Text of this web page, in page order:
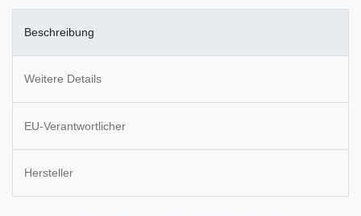
Beschreibung
Weitere Details
EU-Verantwortlicher
Hersteller